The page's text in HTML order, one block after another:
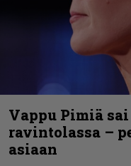
Vappu Pimiä
ravintolassa –
asiaan